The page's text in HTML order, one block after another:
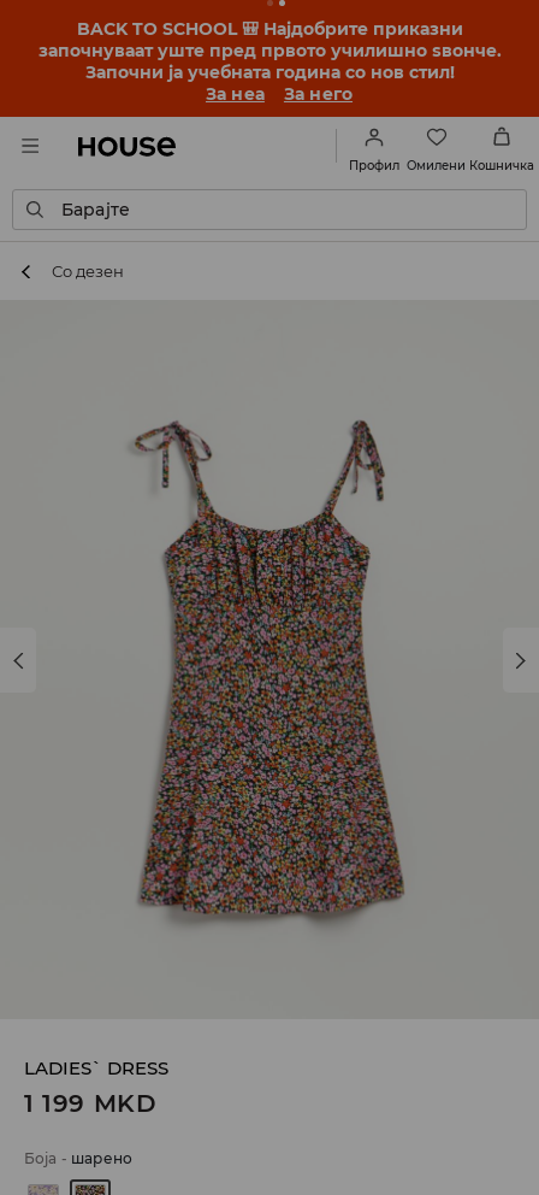
BACK TO SCHOOL 🎒 Најдобрите приказни
започнуваат уште пред првото училишно ѕвонче.
Започни ја учебната година со нов стил!
За неа
За него
Профил Омилени Кошничка
Барајте
Со дезен
LADIES` DRESS
1 199 MKD
Боја - шарено